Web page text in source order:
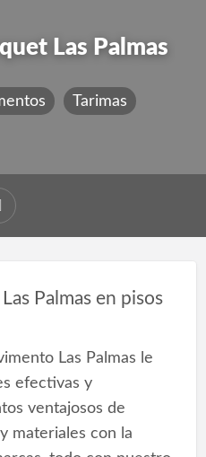
Las Palmas
Tarimas
Palmas en pisos
Las Palmas le
efectivas y
ventajosos de
materiales con la